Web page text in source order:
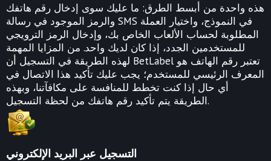
هذه واحدة من أبسط الطرق: ما عليك سوى إدخال رقم هاتفك
والرمز الموجود في رسالة SMS في النموذج، واختيار العملة
المطلوبة لحساب الألعاب الخاص بك، وإدخال الرمز الترويجي
للمستخدمين الجدد، إذا كان لديك واحد. من المزايا المهمة
لهذه الطريقة في التسجيل أن BetLabel تعتبر رقم الهاتف هو
المعرف الرئيسي للمستخدم؛ يجب عليك تأكيد هذا الاتصال في
أي حال إذا كنت تخطط للمنافسة على مكافآتنا، وبهذه
الطريقة يتم تأكيد رقم هاتفك من لحظة التسجيل.
التسجيل عبر البريد الإلكتروني